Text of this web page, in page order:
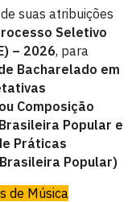
suas atribuições
Seletivo
– 2026, para
Bacharelado em
Composição
Popular e
Práticas
Popular)
de Música